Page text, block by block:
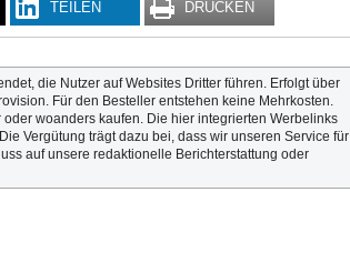
TEILEN DRUCKEN
die Nutzer auf Websites Dritter führen. Erfolgt über
Für den Besteller entstehen keine Mehrkosten.
woanders kaufen. Die hier integrierten Werbelinks
Vergütung trägt dazu bei, dass wir unseren Service für
auf unsere redaktionelle Berichterstattung oder